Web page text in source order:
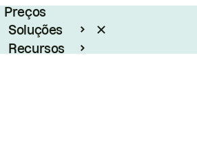
Preços
Soluções
Recursos